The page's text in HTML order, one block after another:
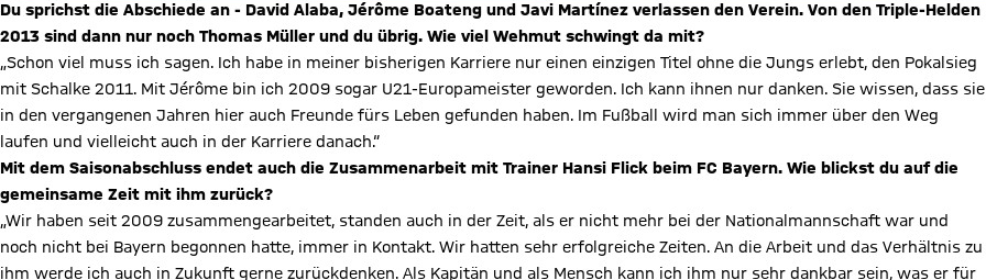
Du sprichst die Abschiede an - David Alaba, Jérôme Boateng und Javi Martínez verlassen den Verein. Von den Triple-Helden
2013 sind dann nur noch Thomas Müller und du übrig. Wie viel Wehmut schwingt da mit?
„Schon viel muss ich sagen. Ich habe in meiner bisherigen Karriere nur einen einzigen Titel ohne die Jungs erlebt, den Pokalsieg
mit Schalke 2011. Mit Jérôme bin ich 2009 sogar U21-Europameister geworden. Ich kann ihnen nur danken. Sie wissen, dass sie
in den vergangenen Jahren hier auch Freunde fürs Leben gefunden haben. Im Fußball wird man sich immer über den Weg
laufen und vielleicht auch in der Karriere danach.“
Mit dem Saisonabschluss endet auch die Zusammenarbeit mit Trainer Hansi Flick beim FC Bayern. Wie blickst du auf die
gemeinsame Zeit mit ihm zurück?
„Wir haben seit 2009 zusammengearbeitet, standen auch in der Zeit, als er nicht mehr bei der Nationalmannschaft war und
noch nicht bei Bayern begonnen hatte, immer in Kontakt. Wir hatten sehr erfolgreiche Zeiten. An die Arbeit und das Verhältnis zu
ihm werde ich auch in Zukunft gerne zurückdenken. Als Kapitän und als Mensch kann ich ihm nur sehr dankbar sein, was er für